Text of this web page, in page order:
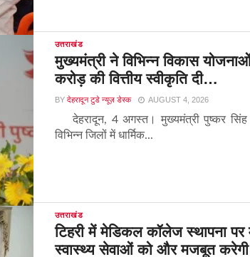
उत्तराखंड
मुख्यमंत्री ने विभिन्न विकास
करोड़ की वित्तीय स्वीकृति दी…
BY देहरादून टुडे न्यूज़ डेस्क AUGUST 4, 2026
देहरादून, 4 अगस्त। मुख्यमंत्री पुष्कर सिंह
विभिन्न जिलों में धार्मिक...
उत्तराखंड
टिहरी में मेडिकल कॉलेज स्थापना
स्वास्थ्य सेवाओं को और मजबूत